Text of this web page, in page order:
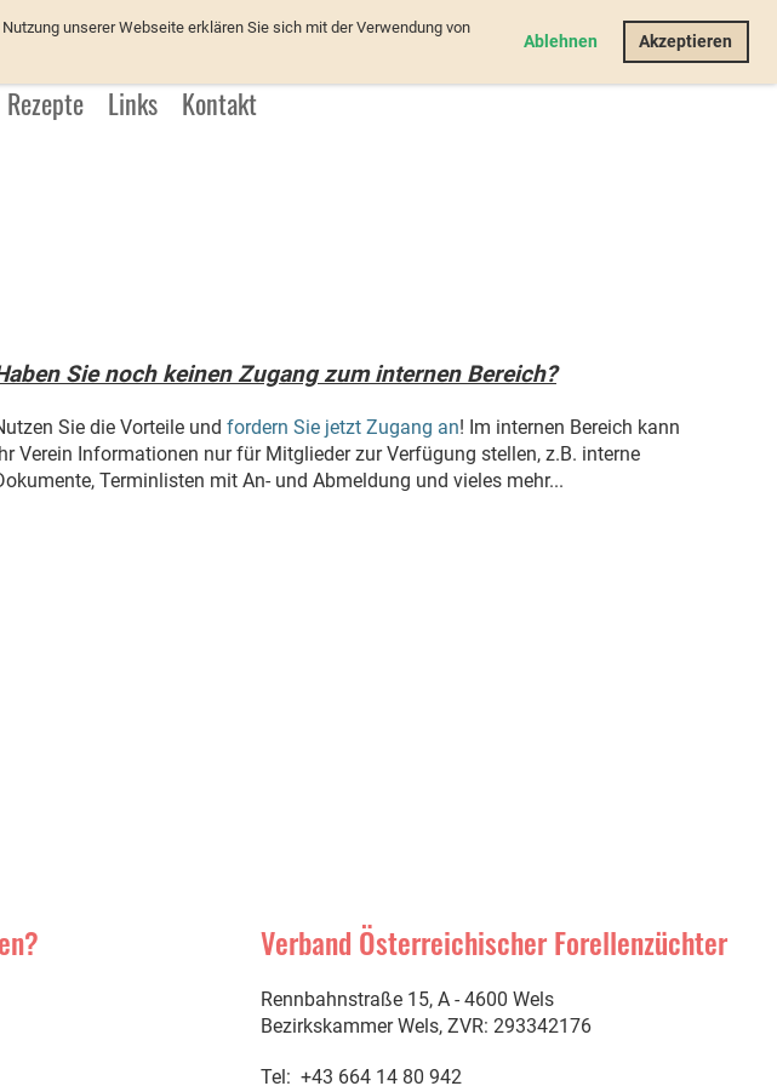
unserer Webseite erklären Sie sich mit der Verwendung von
Ablehnen AkzeptierenLogin
Rezepte Links Kontakt
Sie noch keinen Zugang zum internen Bereich?
Sie die Vorteile und fordern Sie jetzt Zugang an! Im internen Bereich kann
Verein Informationen nur für Mitglieder zur Verfügung stellen, z.B. interne
Terminlisten mit An- und Abmeldung und vieles mehr...
Verband Österreichischer Forellenzüchter
Rennbahnstraße 15, A - 4600 Wels
Bezirkskammer Wels, ZVR: 293342176
Tel: +43 664 14 80 942